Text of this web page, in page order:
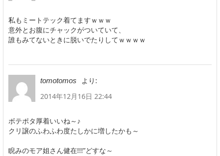
私もミートテック着てますｗｗｗ
意外とお腹にチャックがついていて、
誰もみてないときに脱いでたりしてｗｗｗｗ
tomotomos
より:
2014年12月16日 22:44
ボテポタ厚着いいね～♪
クリ譲のふわふわ度たしかに増したかも～
睨みのモア姐さん健在!!!”どすな～